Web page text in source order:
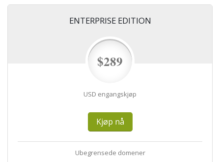
ENTERPRISE EDITION
$289
USD engangskjøp
Kjøp nå
Ubegrensede domener